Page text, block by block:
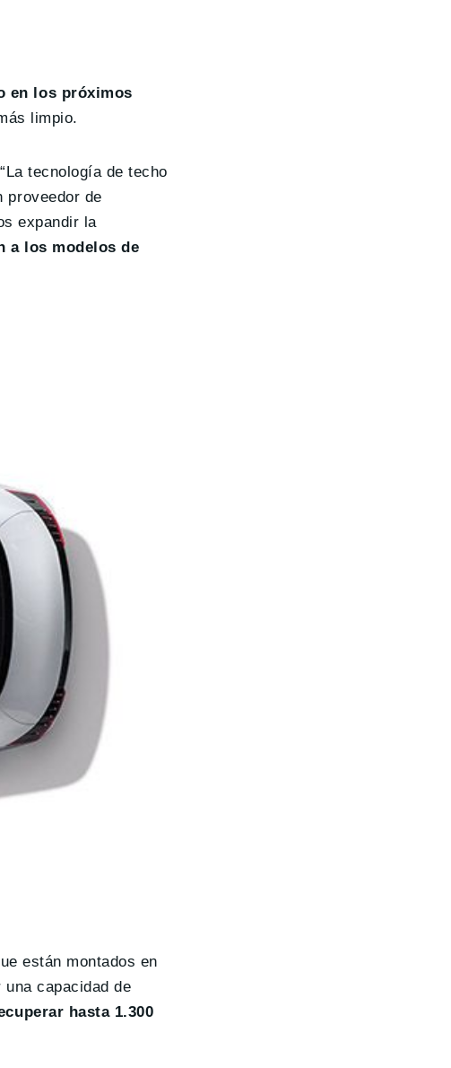
en los próximos
limpio.
tecnología de techo
proveedor de
expandir la
a los modelos de
están montados en
capacidad de
hasta 1.300